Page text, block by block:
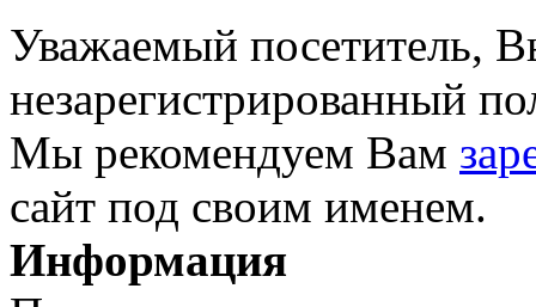
Уважаемый посетитель,
незарегистрированный
Мы рекомендуем Вам
сайт под своим именем.
Информация